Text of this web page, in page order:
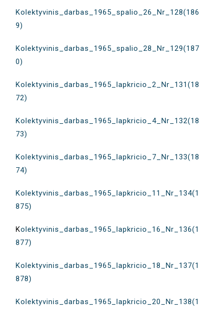
Kolektyvinis_darbas_1965_spalio_26_Nr_128(186
9)
Kolektyvinis_darbas_1965_spalio_28_Nr_129(187
0)
Kolektyvinis_darbas_1965_lapkricio_2_Nr_131(18
72)
Kolektyvinis_darbas_1965_lapkricio_4_Nr_132(18
73)
Kolektyvinis_darbas_1965_lapkricio_7_Nr_133(18
74)
Kolektyvinis_darbas_1965_lapkricio_11_Nr_134(1
875)
Kolektyvinis_darbas_1965_lapkricio_16_Nr_136(1
877)
Kolektyvinis_darbas_1965_lapkricio_18_Nr_137(1
878)
Kolektyvinis_darbas_1965_lapkricio_20_Nr_138(1